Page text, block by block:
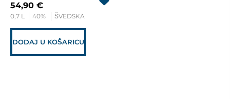
54,90 €
0,7 L 40% ŠVEDSKA
DODAJ U KOŠARICU